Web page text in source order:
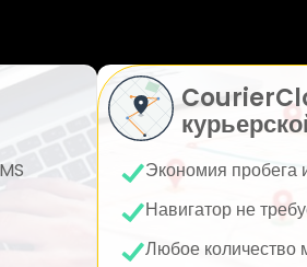
Экономия пробега
Навигатор не
Любое количество